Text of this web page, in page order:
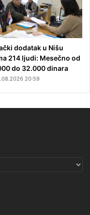
dodatak u Nišu
214 ljudi: Mesečno od
do 32.000 dinara
20:59